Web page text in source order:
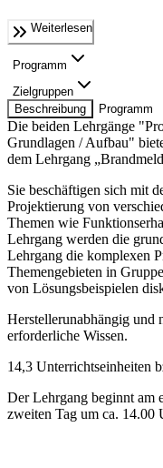
Weiterlesen
Programm
Zielgruppen
Beschreibung
Programm
Die beiden Lehrgänge
Grundlagen / Aufbau"
dem Lehrgang
Sie beschäftigen sich mit
Projektierung von
Themen wie
Lehrgang werden die
Lehrgang die komplexen
Themengebieten in
von Lösungsbeispielen
Herstellerunabhängig und
erforderliche Wissen.
14,3 Unterrichtseinheiten
Der Lehrgang beginnt am
zweiten Tag um ca. 14.00